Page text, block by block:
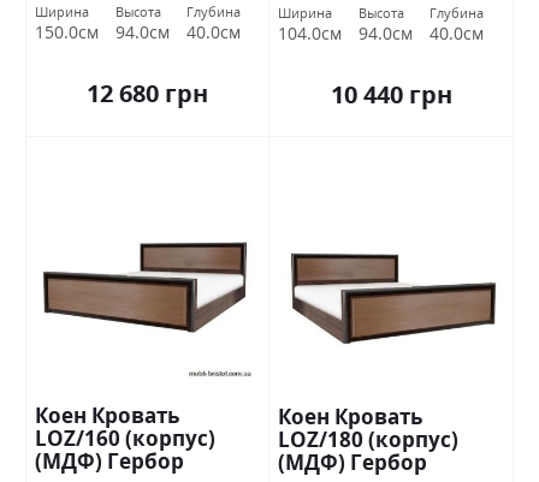
Ширина
150.0см
Высота
94.0см
Глубина
40.0см
12 680 грн
Ширина
104.0см
Высота
94.0см
Глубина
40.0см
10 440 грн
Коен Кровать
LOZ/160 (корпус)
(МДФ) Гербор
Коен Кровать
LOZ/180 (корпус)
(МДФ) Гербор